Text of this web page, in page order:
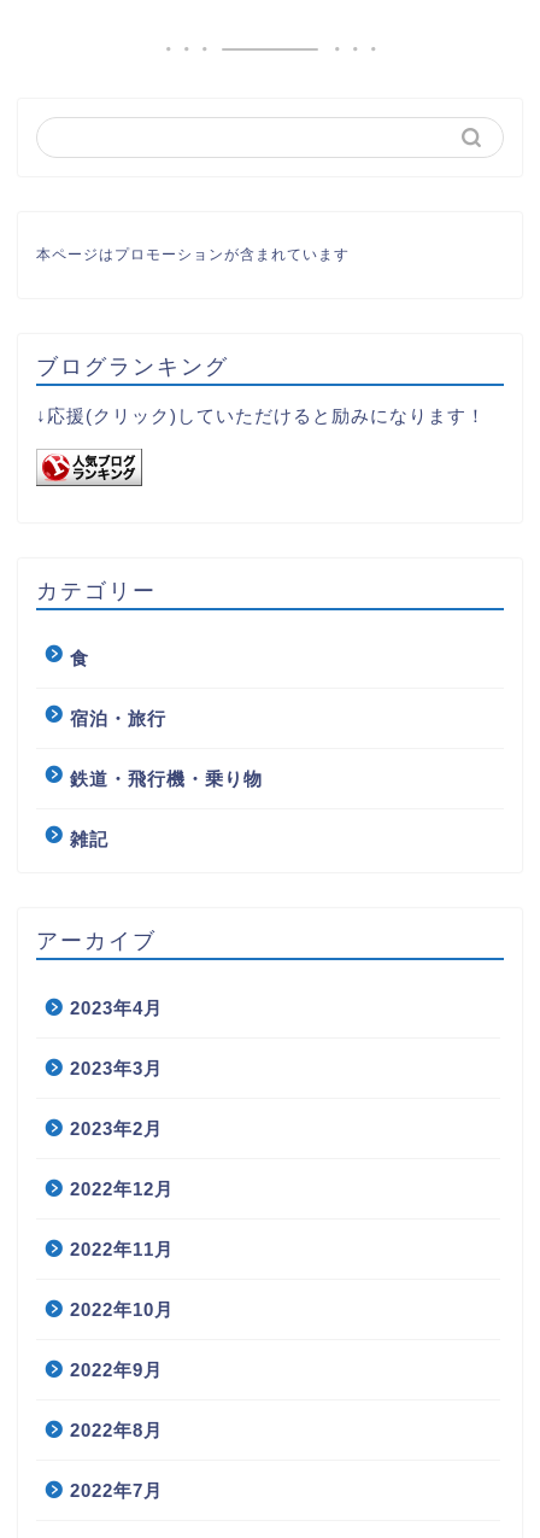
本ページはプロモーションが含まれています
ブログランキング
↓応援(クリック)していただけると励みになります！
カテゴリー
食
宿泊・旅行
鉄道・飛行機・乗り物
雑記
アーカイブ
2023年4月
2023年3月
2023年2月
2022年12月
2022年11月
2022年10月
2022年9月
2022年8月
2022年7月